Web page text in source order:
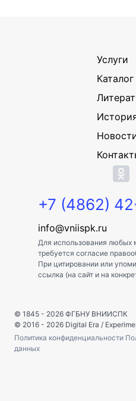
Услуги
+7 (4862)
info@vniispk.ru
Для использования любых
требуется согласие
При цитировании или
ссылка (на сайт и на
© 1845 - 2026 ФГБНУ ВНИИСПК
© 2016 - 2026 Digital Era /
Политика конфиденциальности
данных